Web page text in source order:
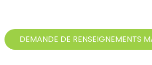
DEMANDE DE RENSEIGNEMENTS